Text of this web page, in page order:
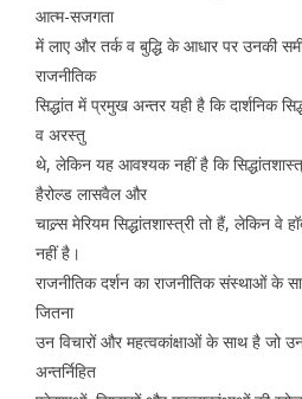
आत्म-सजगता
में लाए और तर्क व बुद्धि के आधार पर उनकी
राजनीतिक
सिद्धांत में प्रमुख अन्तर यही है कि दार्शनिक
व अरस्तु
थे, लेकिन यह आवश्यक नहीं है कि
हैरोल्ड लासवैल और
चाल्र्स मेरियम सिद्धांतशास्त्री तो हैं, लेकिन
नहीं है।
राजनीतिक दर्शन का राजनीतिक संस्थाओं के
जितना
उन विचारों और महत्वकांक्षाओं के साथ है जो
अन्तर्निहित